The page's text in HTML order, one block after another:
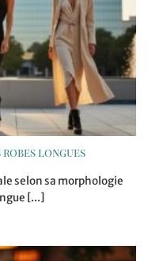
longues
selon sa morphologie
[...]